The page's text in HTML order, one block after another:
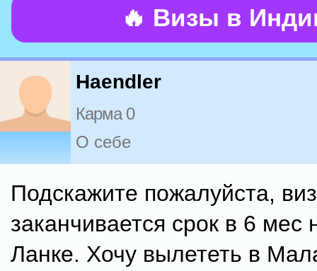
🔥 Визы в
Haendler
Карма 0
О себе
Подскажите пожалуйста,
заканчивается срок в 6
Ланке. Хочу вылететь в